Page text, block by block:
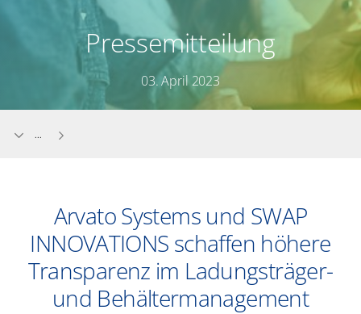
Pressemitteilung
03. April 2023
...
Arvato Systems und SWAP
INNOVATIONS schaffen höhere
Transparenz im Ladungsträger-
und Behältermanagement